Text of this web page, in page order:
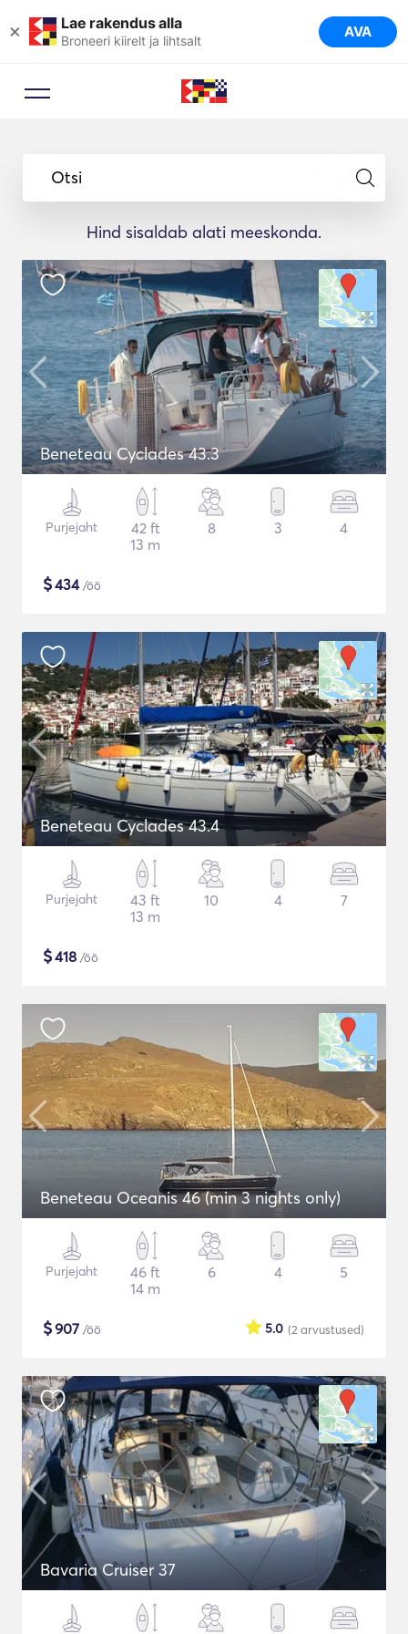
× Lae rakendus alla
Broneeri kiirelt ja lihtsalt AVA
Otsi
Hind sisaldab alati meeskonda.
Beneteau Cyclades 43.3
Purjejaht
42 ft
13 m
8 3 4
$434/öö
Beneteau Cyclades 43.4
Purjejaht
43 ft
13 m
10 4 7
$418 /öö
Beneteau Oceanis 46 (min 3 nights only)
Purjejaht
46 ft
14 m
6 4 5
$907 /öö (2 arvustused)
5.0
Bavaria Cruiser 37